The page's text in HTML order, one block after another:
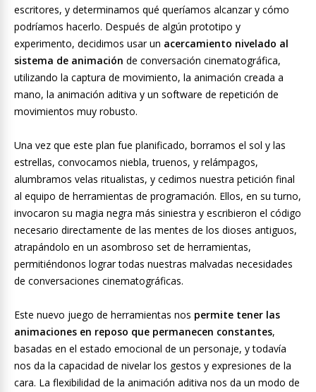
escritores, y determinamos qué queríamos alcanzar y cómo
podríamos hacerlo. Después de algún prototipo y
experimento, decidimos usar un acercamiento nivelado al
sistema de animación de conversación cinematográfica,
utilizando la captura de movimiento, la animación creada a
mano, la animación aditiva y un software de repetición de
movimientos muy robusto.
Una vez que este plan fue planificado, borramos el sol y las
estrellas, convocamos niebla, truenos, y relámpagos,
alumbramos velas ritualistas, y cedimos nuestra petición final
al equipo de herramientas de programación. Ellos, en su turno,
invocaron su magia negra más siniestra y escribieron el código
necesario directamente de las mentes de los dioses antiguos,
atrapándolo en un asombroso set de herramientas,
permitiéndonos lograr todas nuestras malvadas necesidades
de conversaciones cinematográficas.
Este nuevo juego de herramientas nos permite tener las
animaciones en reposo que permanecen constantes,
basadas en el estado emocional de un personaje, y todavía
nos da la capacidad de nivelar los gestos y expresiones de la
cara. La flexibilidad de la animación aditiva nos da un modo de